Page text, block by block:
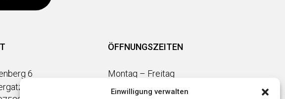
Einwilligung verwalten
6
ÖFFNUNGSZEITEN
Montag – Freitag
9.00 – 12.00 und 14.00 – 18.00